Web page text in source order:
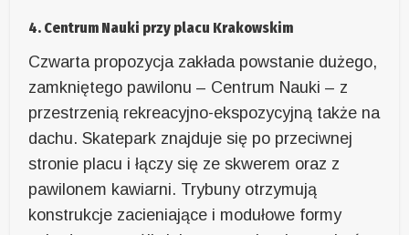
4. Centrum Nauki przy placu Krakowskim
Czwarta propozycja zakłada powstanie dużego,
zamkniętego pawilonu – Centrum Nauki – z
przestrzenią rekreacyjno-ekspozycyjną także na
dachu. Skatepark znajduje się po przeciwnej
stronie placu i łączy się ze skwerem oraz z
pawilonem kawiarni. Trybuny otrzymują
konstrukcje zacieniające i modułowe formy